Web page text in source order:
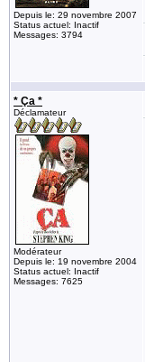
Depuis le: 29 novembre 2007
Status actuel: Inactif
Messages: 3794
* Ça *
Déclamateur
Modérateur
Depuis le: 19 novembre 2004
Status actuel: Inactif
Messages: 7625